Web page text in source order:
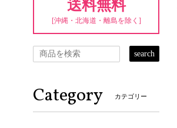
送料無料
[沖縄・北海道・離島を除く]
search
Category カテゴリー